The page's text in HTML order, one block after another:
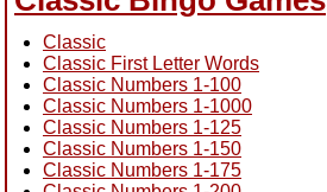
Classic
Classic First Letter Words
Classic Numbers 1-100
Classic Numbers 1-1000
Classic Numbers 1-125
Classic Numbers 1-150
Classic Numbers 1-175